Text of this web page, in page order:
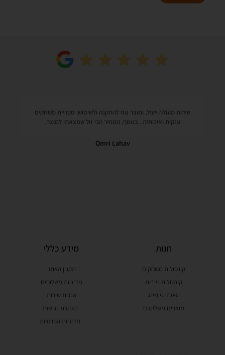
שירות מעולה ויעיל, ומוצר נוח להתקנה ולשימוש. ספריית משחקים
ענקית ואיכותית . בנוסף, המחיר הכי זול שמצאתי למוצר.
Omri Lahav
חנות
קונסולות משחקים
קונסולות ניידות
מארזי גיימינג
מוצרים משלימים
מידע כללי
תקנון האתר
מדיניות משלוחים
אמנת שירות
הצהרת נגישות
מדיניות הפרטיות